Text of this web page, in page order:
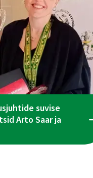
suvise
Arto Saar ja